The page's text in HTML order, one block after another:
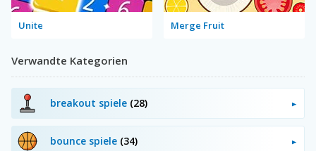
Unite Merge Fruit
Verwandte Kategorien
breakout spiele (28)
bounce spiele (34)